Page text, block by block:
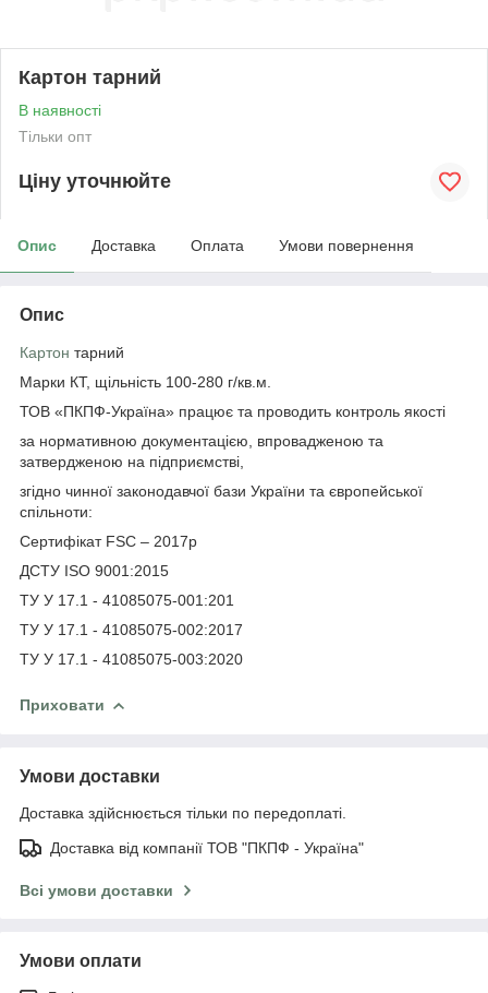
Картон тарний
В наявності
Тільки опт
Ціну уточнюйте
Опис Доставка Оплата Умови повернення
Опис
Картон тарний
Марки КТ, щільність 100-280 г/кв.м.
ТОВ «ПКПФ-Україна» працює та проводить контроль якості
за нормативною документацією, впровадженою та
затвердженою на підприємстві,
згідно чинної законодавчої бази України та європейської
спільноти:
Сертифікат FSC – 2017р
ДСТУ ISO 9001:2015
ТУ У 17.1 - 41085075-001:201
ТУ У 17.1 - 41085075-002:2017
ТУ У 17.1 - 41085075-003:2020
Приховати
Умови доставки
Доставка здійснюється тільки по передоплаті.
Доставка від компанії ТОВ "ПКПФ - Україна"
Всі умови доставки
Умови оплати